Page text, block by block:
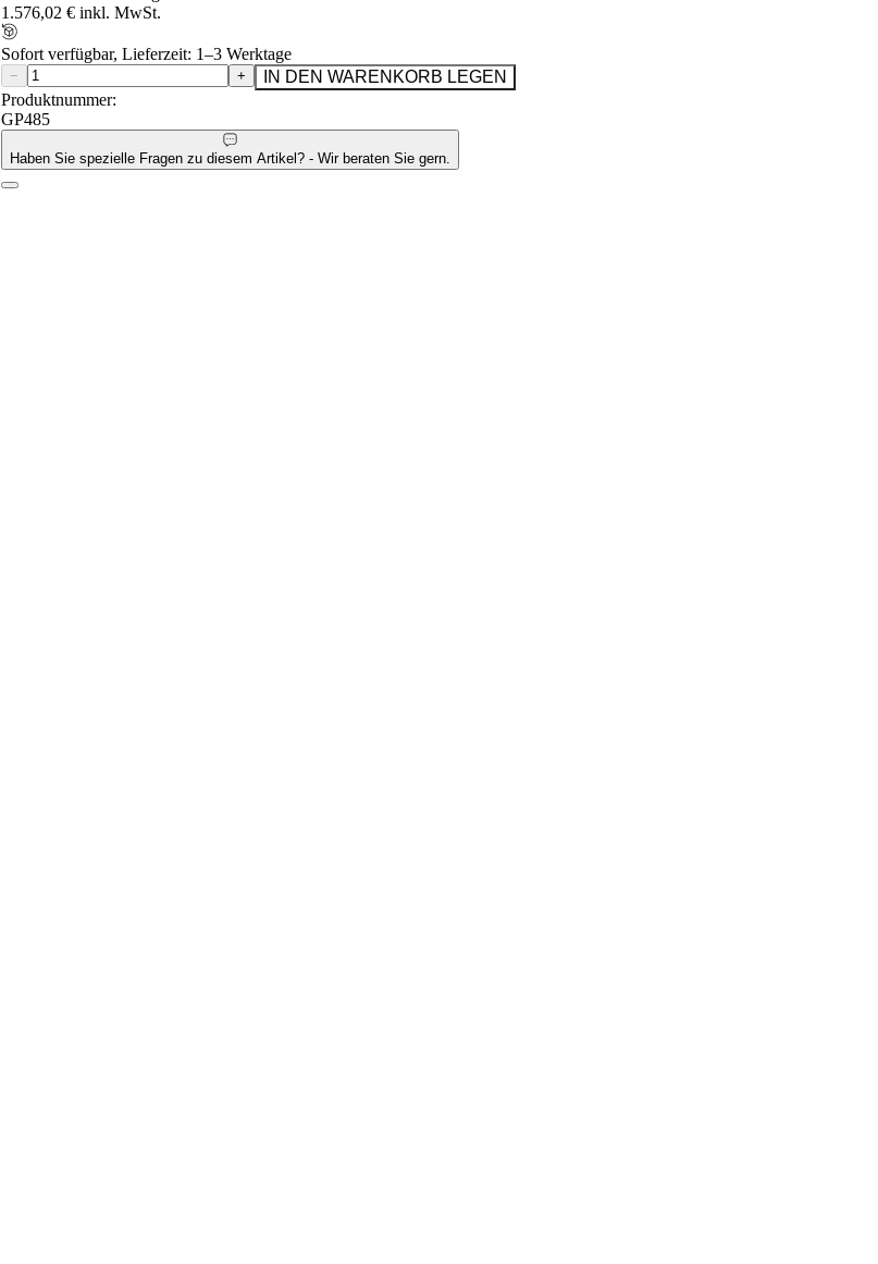
1.576,02 € inkl. MwSt.
Sofort verfügbar, Lieferzeit: 1–3 Werktage
− +
IN DEN WARENKORB LEGEN
Produktnummer:
GP485
Haben Sie spezielle Fragen zu diesem Artikel? - Wir beraten Sie gern.